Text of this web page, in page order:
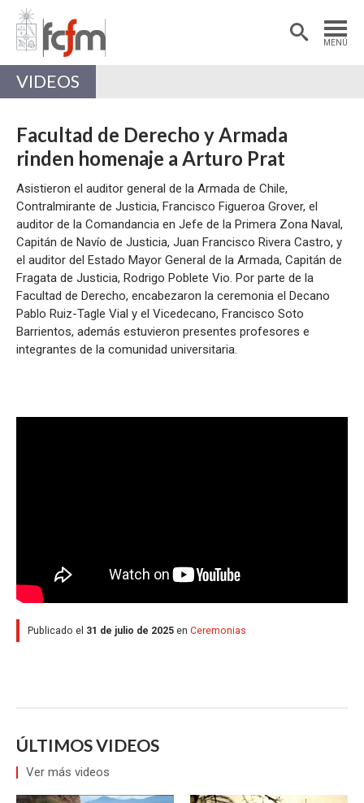
MENÚ
Estudiantes
Académicas/os
VIDEOS
Facultad de Derecho y Armada
rinden homenaje a Arturo Prat
Asistieron el auditor general de la Armada de Chile,
Contralmirante de Justicia, Francisco Figueroa Grover, el
auditor de la Comandancia en Jefe de la Primera Zona Naval,
Capitán de Navío de Justicia, Juan Francisco Rivera Castro, y
el auditor del Estado Mayor General de la Armada, Capitán de
Fragata de Justicia, Rodrigo Poblete Vio. Por parte de la
Facultad de Derecho, encabezaron la ceremonia el Decano
Pablo Ruiz-Tagle Vial y el Vicedecano, Francisco Soto
Barrientos, además estuvieron presentes profesores e
integrantes de la comunidad universitaria.
Publicado el 31 de julio de 2025 en Ceremonias
ÚLTIMOS VIDEOS
Ver más videos